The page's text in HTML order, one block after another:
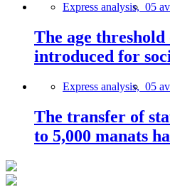
Express analysis, 05
The age
introduced for
Express analysis, 05
The transfer of
to 5,000 manats